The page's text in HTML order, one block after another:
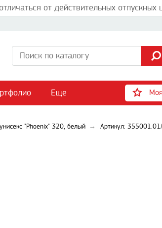
от действительных отпускных
Еще
унисекс "Phoenix" 320, белый Артикул: